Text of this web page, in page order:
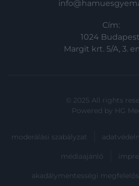
Cím:
1024
Margit krt. 5/A, 3.
© 2025 All rights
Powered by HG
moderálási szabályzat
médiaajánló
akadálymentességi